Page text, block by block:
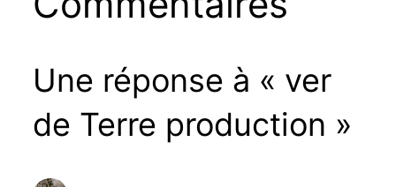
Une réponse à « ver
de Terre production »